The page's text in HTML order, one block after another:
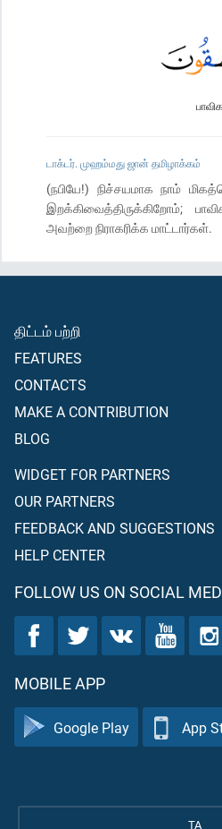
டாக்டர். முஹம்மது ஜான் தமிழாக்கம்
(நபியே!) நிச்சயமாக நாம்
இறக்கிவைத்திருக்கிறோம்;
அவற்றை நிராகரிக்க மாட்டார்கள்.
திட்டம் பற்றி
FEATURES
CONTACTS
MAKE A CONTRIBUTION
BLOG
WIDGET FOR PARTNERS
OUR PARTNERS
FEEDBACK AND SUGGESTIONS
HELP CENTER
FOLLOW US ON SOCIAL
MOBILE APP
Google Play App
TA